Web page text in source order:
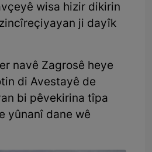
wisa hizir dikirin
ji dayîk
navê Zagrosê heye
di Avestayê de
bi pêvekirina tîpa
yûnanî dane wê